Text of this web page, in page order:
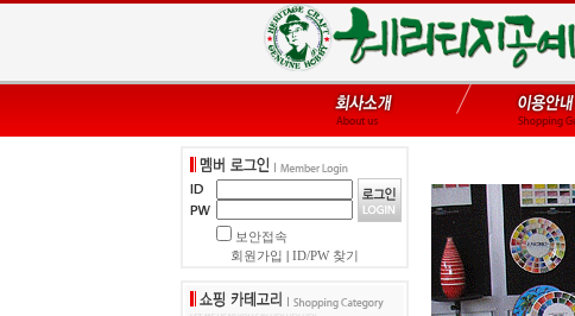
보안접속
회원가입
ID/PW 찾기